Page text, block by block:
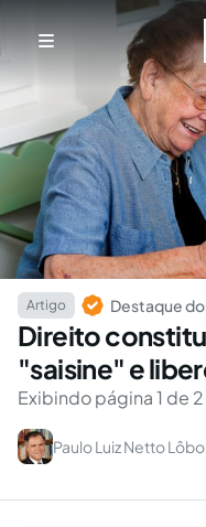
Artigo
Destaque
Direito
"saisine" e
Exibindo página 1 de 2
Paulo Luiz Netto Lôbo